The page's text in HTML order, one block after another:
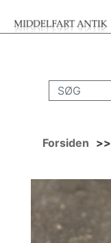
Forsiden >>